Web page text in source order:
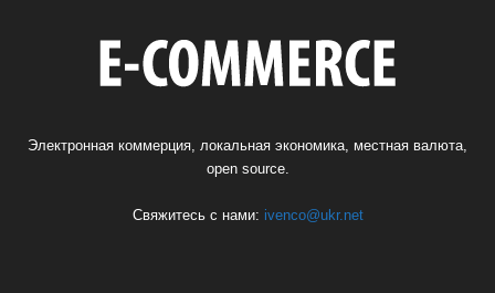
Электронная коммерция, локальная экономика, местная валюта,
open source.
Свяжитесь с нами: ivenco@ukr.net